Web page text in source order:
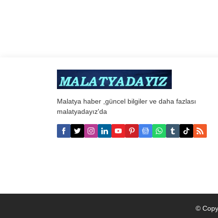
Malatya haber ,güncel bilgiler ve daha fazlası
malatyadayız'da
©